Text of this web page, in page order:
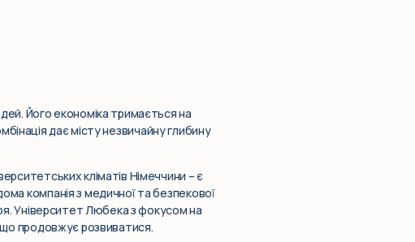
Його економіка тримається на
дає місту незвичайну глибину
кліматів Німеччини – є
компанія з медичної та безпекової
Університет Любека з фокусом на
продовжує розвиватися.